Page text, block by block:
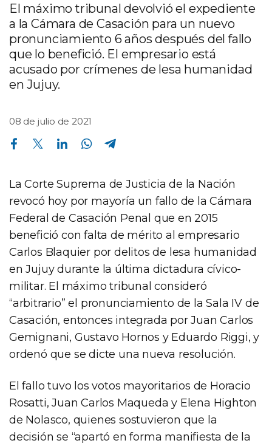
El máximo tribunal devolvió el expediente
a la Cámara de Casación para un nuevo
pronunciamiento 6 años después del fallo
que lo benefició. El empresario está
acusado por crímenes de lesa humanidad
en Jujuy.
08 de julio de 2021
Compartir en Facebook Compartir en Twitter Compartir en Linkedin Compartir en Whatsapp
La Corte Suprema de Justicia de la Nación
revocó hoy por mayoría un fallo de la Cámara
Federal de Casación Penal que en 2015
benefició con falta de mérito al empresario
Carlos Blaquier por delitos de lesa humanidad
en Jujuy durante la última dictadura cívico-
militar. El máximo tribunal consideró
“arbitrario” el pronunciamiento de la Sala IV de
Casación, entonces integrada por Juan Carlos
Gemignani, Gustavo Hornos y Eduardo Riggi, y
ordenó que se dicte una nueva resolución.
El fallo tuvo los votos mayoritarios de Horacio
Rosatti, Juan Carlos Maqueda y Elena Highton
de Nolasco, quienes sostuvieron que la
decisión se “apartó en forma manifiesta de la